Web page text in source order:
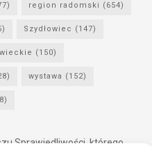
region radomski (654)
Szydłowiec (147)
(150)
wystawa (152)
Sprawiedliwości, którego